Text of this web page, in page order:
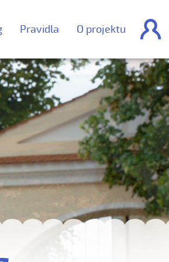
O projektu
Pravidla 